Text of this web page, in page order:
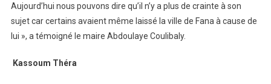
Aujourd’hui nous pouvons dire qu’il n’y a plus de crainte à son
sujet car certains avaient même laissé la ville de Fana à cause de
lui », a témoigné le maire Abdoulaye Coulibaly.
Kassoum Théra